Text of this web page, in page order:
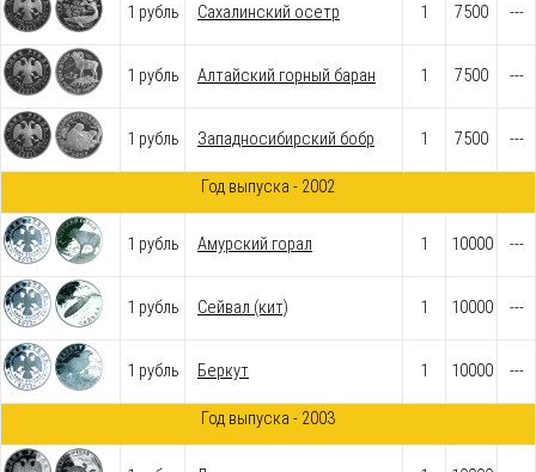
1 рубль Cахалинский осетр 1 7500 ---
1 рубль Алтайский горный баран 1 7500 ---
1 рубль Западносибирский бобр 1 7500 ---
Год выпуска - 2002
1 рубль Амурский горал 1 10000 ---
1 рубль Сейвал (кит) 1 10000 ---
1 рубль Беркут 1 10000 ---
Год выпуска - 2003